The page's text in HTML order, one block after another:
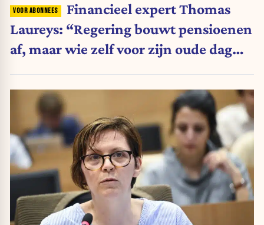
Financieel expert Thomas
Laureys: “Regering bouwt pensioenen
af, maar wie zelf voor zijn oude dag